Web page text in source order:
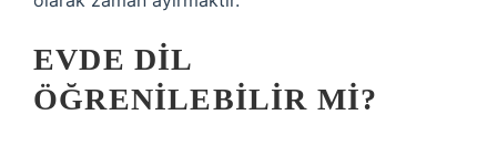
EVDE DIL
ÖĞRENILEBILIR MI?